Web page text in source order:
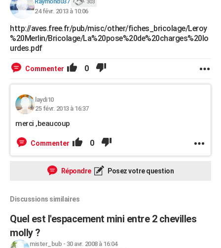
303
24 févr. 2013 à 10:06
http://aves.free.fr/pub/misc/other/fiches_bricolage/Leroy
%20Merlin/Bricolage/La%20pose%20de%20charges%20lo
urdes.pdf
Commenter 0
laydi10
25 févr. 2013 à 16:37
merci ,beaucoup
Commenter 0
Répondre Posez votre question
Discussions similaires
Quel est l'espacement mini entre 2 chevilles
molly ?
mister_bub - 30 avr. 2008 à 16:04